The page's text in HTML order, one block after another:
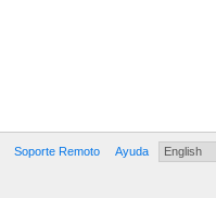
Soporte Remoto Ayuda